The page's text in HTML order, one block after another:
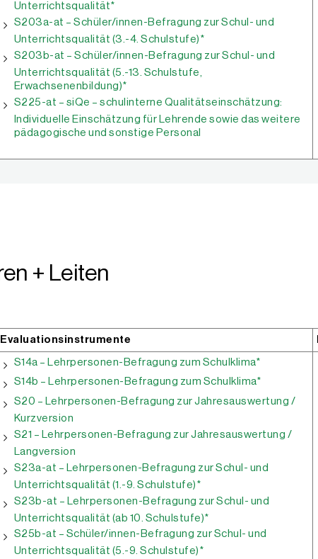
Unterrichtsqualität*
S203a-at – Schüler/innen-Befragung zur Schul- und
Unterrichtsqualität (3.-4. Schulstufe)*
S203b-at – Schüler/innen-Befragung zur Schul- und
Unterrichtsqualität (5.-13. Schulstufe,
Erwachsenenbildung)*
S225-at – siQe – schulinterne Qualitätseinschätzung:
Individuelle Einschätzung für Lehrende sowie das weitere
pädagogische und sonstige Personal
+ Leiten
Evaluationsinstrumente
S14a – Lehrpersonen-Befragung zum Schulklima*
S14b – Lehrpersonen-Befragung zum Schulklima*
S20 – Lehrpersonen-Befragung zur Jahresauswertung /
Kurzversion
S21 – Lehrpersonen-Befragung zur Jahresauswertung /
Langversion
S23a-at – Lehrpersonen-Befragung zur Schul- und
Unterrichtsqualität (1.-9. Schulstufe)*
S23b-at – Lehrpersonen-Befragung zur Schul- und
Unterrichtsqualität (ab 10. Schulstufe)*
S25b-at – Schüler/innen-Befragung zur Schul- und
Unterrichtsqualität (5.-9. Schulstufe)*